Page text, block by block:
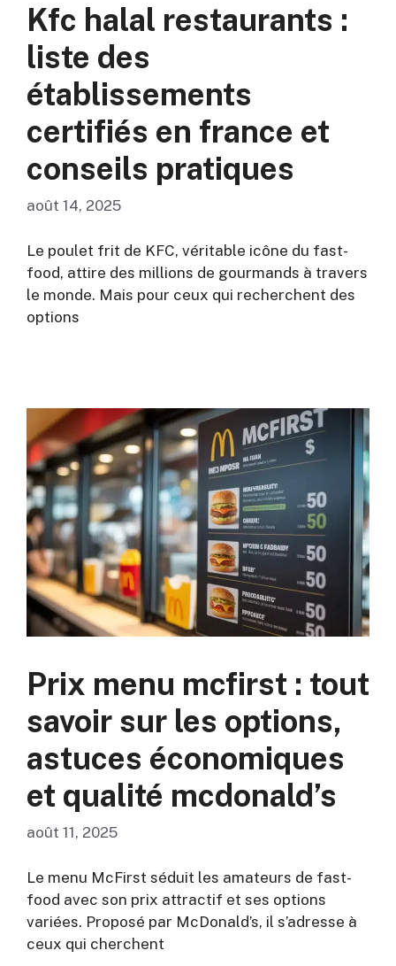
Kfc halal restaurants :
liste des
établissements
certifiés en france et
conseils pratiques
août 14, 2025
Le poulet frit de KFC, véritable icône du fast-
food, attire des millions de gourmands à travers
le monde. Mais pour ceux qui recherchent des
options
Prix menu mcfirst : tout
savoir sur les options,
astuces économiques
et qualité mcdonald’s
août 11, 2025
Le menu McFirst séduit les amateurs de fast-
food avec son prix attractif et ses options
variées. Proposé par McDonald’s, il s’adresse à
ceux qui cherchent